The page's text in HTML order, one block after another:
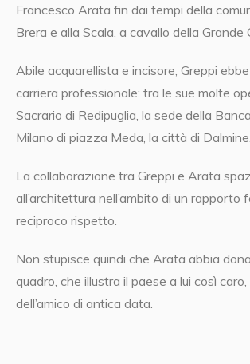
Francesco Arata fin dai tempi della
Brera e alla Scala, a cavallo della Grande
Abile acquarellista e incisore, Greppi
carriera professionale: tra le sue molte
Sacrario di Redipuglia, la sede della
Milano di piazza Meda, la città di Dalmine.
La collaborazione tra Greppi e Arata
all’architettura nell’ambito di un rapporto
reciproco rispetto.
Non stupisce quindi che Arata abbia
quadro, che illustra il paese a lui così
dell’amico di antica data.